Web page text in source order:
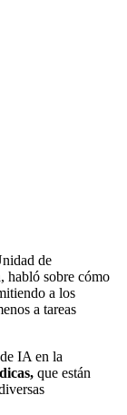
de
habló sobre cómo
a los
a tareas
IA en la
que están